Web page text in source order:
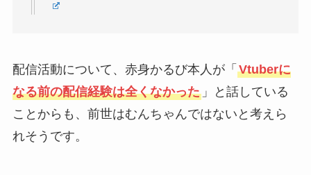
配信活動について、赤身かるび本人が「 Vtuberに
なる前の配信経験は全くなかった」と話している
ことからも、前世はむんちゃんではないと考えら
れそうです。